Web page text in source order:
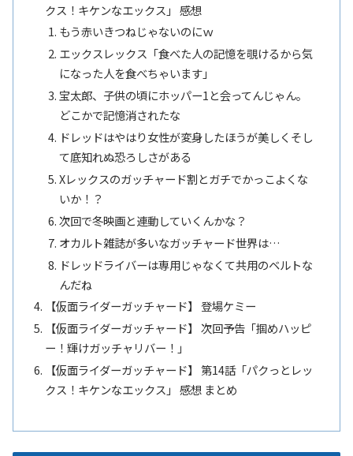
クス！キケンなエックス」 感想
もう赤いきつねじゃないのにｗ
エックスレックス「食べた人の記憶を覗けるから気
になった人を食べちゃいます」
宝太郎、子供の頃にホッパー1と会ってんじゃん。
どこかで記憶消されたな
ドレッドはやはり女性が変身したほうが美しくそし
て底知れぬ恐ろしさがある
Xレックスのガッチャード割とガチでかっこよくな
いか！？
次回で冬映画と連動していくんかな？
オカルト雑誌が多いなガッチャード世界は…
ドレッドライバーは専用じゃなくて共用のベルトな
んだね
【仮面ライダーガッチャード】 登場ケミー
【仮面ライダーガッチャード】 次回予告「掴めハッピ
ー！輝けガッチャリバー！」
【仮面ライダーガッチャード】 第14話「パクっとレッ
クス！キケンなエックス」 感想 まとめ